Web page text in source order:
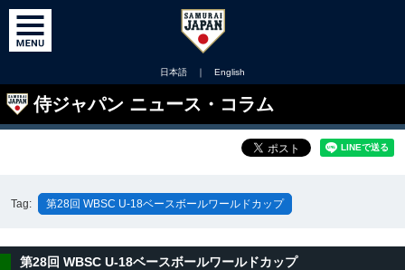
日本語 ｜ English
侍ジャパン ニュース・コラム
Tag: 第28回 WBSC U-18ベースボールワールドカップ
第28回 WBSC U-18ベースボールワールドカップ